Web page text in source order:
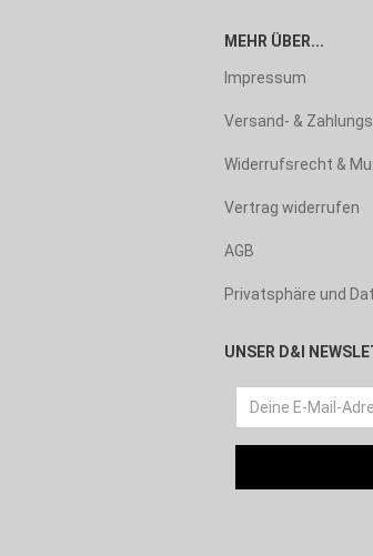
MEHR ÜBER...
Impressum
Versand- &
Widerrufsrecht &
Vertrag widerrufen
AGB
Privatsphäre und
UNSER D&I